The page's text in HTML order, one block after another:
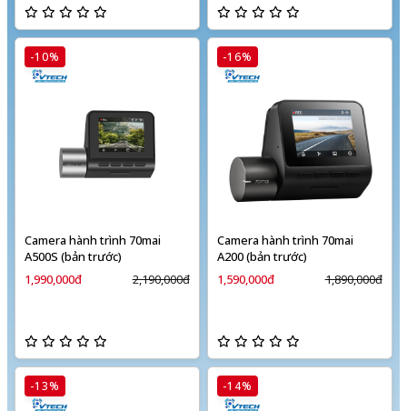
-10%
Camera hành trình 70mai
A500S (bản trước)
1,990,000đ
2,190,000đ
-16%
Camera hành trình 70mai
A200 (bản trước)
1,590,000đ
1,890,000đ
-13% -14%